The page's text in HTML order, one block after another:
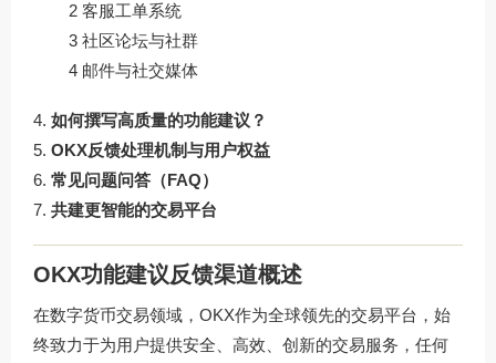
2 客服工单系统
3 社区论坛与社群
4 邮件与社交媒体
如何撰写高质量的功能建议？
OKX反馈处理机制与用户权益
常见问题问答（FAQ）
共建更智能的交易平台
OKX功能建议反馈渠道概述
在数字货币交易领域，OKX作为全球领先的交易平台，始
终致力于为用户提供安全、高效、创新的交易服务，任何